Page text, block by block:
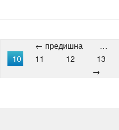
← предишна …
10
11 12 13
→